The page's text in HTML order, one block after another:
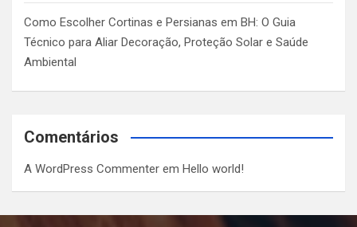
Como Escolher Cortinas e Persianas em BH: O Guia
Técnico para Aliar Decoração, Proteção Solar e Saúde
Ambiental
Comentários
A WordPress Commenter em Hello world!